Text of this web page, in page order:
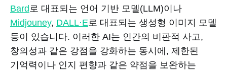
Bard 로 대표되는 언어 기반 모델(LLM)이나
Midjouney, DALL·E 로 대표되는 생성형 이미지 모델
등이 있습니다. 이러한 AI는 인간의 비판적 사고,
창의성과 같은 강점을 강화하는 동시에, 제한된
기억력이나 인지 편향과 같은 약점을 보완하는